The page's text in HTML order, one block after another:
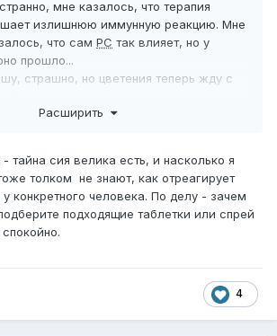
мне казалось, что терапия
излишнюю иммунную реакцию. Мне
что сам РС так влияет, но у
прошло...
страшно, но цветения теперь жду с
это прям частое явление.
Расширить
тайна сия велика есть, и насколько я
толком не знают, как отреагирует
конкретного человека. По делу - зачем
подходящие таблетки или спрей
4